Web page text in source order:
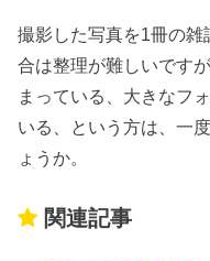
撮影した写真を1冊の
合は整理が難しいです
まっている、大きなフ
いる、という方は、一
ょうか。
関連記事